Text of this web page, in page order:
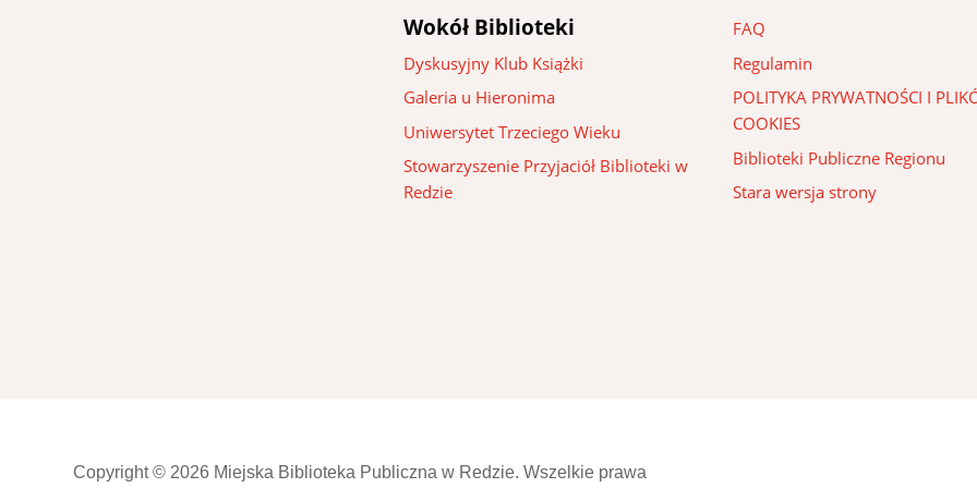
Wokół Biblioteki
Dyskusyjny Klub Książki
Galeria u Hieronima
Uniwersytet Trzeciego Wieku
Stowarzyszenie Przyjaciół Biblioteki w
Redzie
FAQ
Regulamin
POLITYKA PRYWATNOŚCI I
COOKIES
Biblioteki Publiczne Regionu
Stara wersja strony
Copyright © 2026 Miejska Biblioteka Publiczna w Redzie. Wszelkie prawa